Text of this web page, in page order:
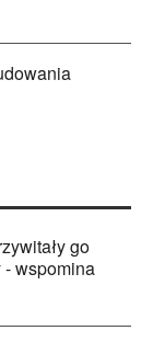
go
- wspomina